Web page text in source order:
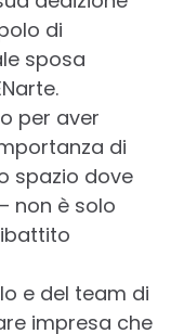
di
sposa
per aver
di
spazio dove
non è solo
e del team di
impresa che